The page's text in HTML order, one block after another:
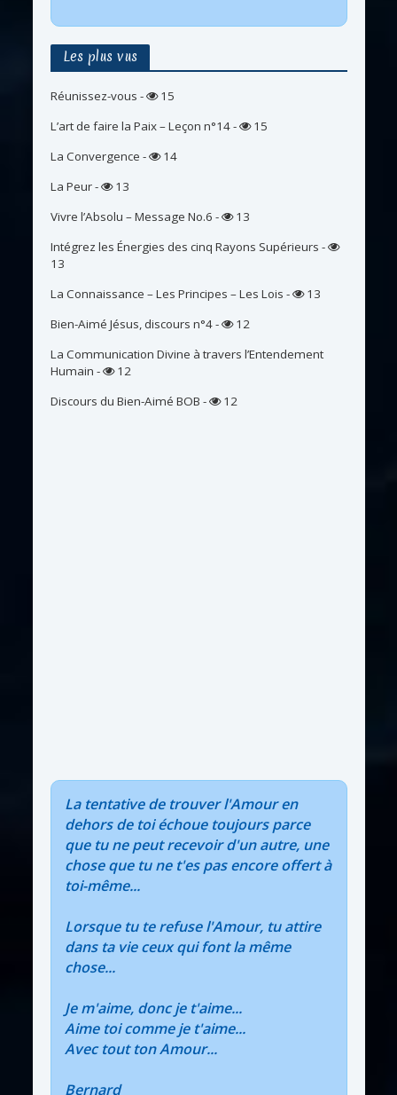
Les plus vus
Réunissez-vous -
15
L’art de faire la Paix – Leçon n°14-
15
La Convergence -
14
La Peur-
13
Vivre l’Absolu – Message No.6 -
13
Intégrez les Énergies des cinq Rayons Supérieurs -
13
La Connaissance – Les Principes – Les Lois -
13
Bien-Aimé Jésus, discours n°4-
12
La Communication Divine à travers l’Entendement
Humain -
12
Discours du Bien-Aimé BOB - 12
La tentative de trouver l'Amour en
dehors de toi échoue toujours parce
que tu ne peut recevoir d'un autre, une
chose que tu ne t'es pas encore offert à
toi-même...
Lorsque tu te refuse l'Amour, tu attire
dans ta vie ceux qui font la même
chose...
Je m'aime, donc je t'aime...
Aime toi comme je t'aime...
Avec tout ton Amour...
Bernard